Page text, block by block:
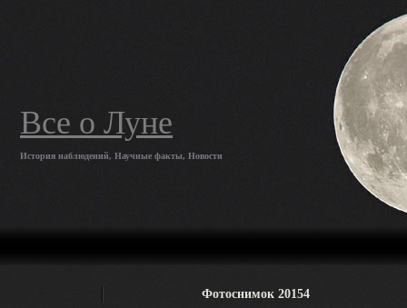
Все о Луне
История наблюдений, Научные факты, Новости
Фотоснимок 20154